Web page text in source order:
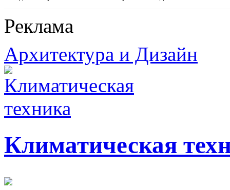
Реклама
Архитектура и Дизайн
Климатическая